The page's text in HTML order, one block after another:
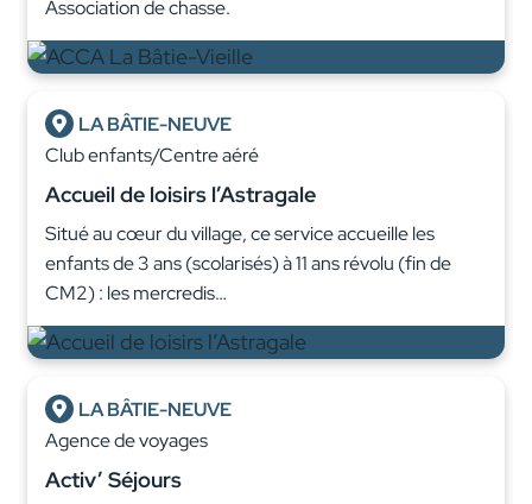
Association de chasse.
LA BÂTIE-NEUVE
Club enfants/Centre aéré
Accueil de loisirs l’Astragale
Situé au cœur du village, ce service accueille les
enfants de 3 ans (scolarisés) à 11 ans révolu (fin de
CM2) : les mercredis…
LA BÂTIE-NEUVE
Agence de voyages
Activ’ Séjours